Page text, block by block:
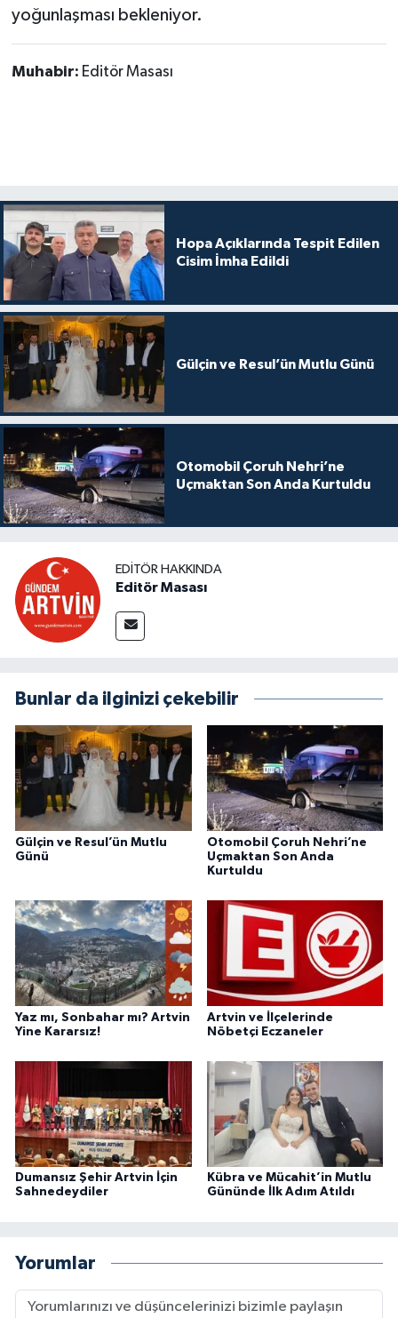
yoğunlaşması bekleniyor.
Muhabir: Editör Masası
Hopa Açıklarında Tespit Edilen
Cisim İmha Edildi
Gülçin ve Resul’ün Mutlu Günü
Otomobil Çoruh Nehri’ne
Uçmaktan Son Anda Kurtuldu
EDITÖR HAKKINDA
Editör Masası
Bunlar da ilginizi çekebilir
Gülçin ve Resul’ün Mutlu
Günü
Otomobil Çoruh Nehri’ne
Uçmaktan Son Anda
Kurtuldu
Yaz mı, Sonbahar mı? Artvin
Yine Kararsız!
Artvin ve İlçelerinde
Nöbetçi Eczaneler
Dumansız Şehir Artvin İçin
Sahnedeydiler
Kübra ve Mücahit’in Mutlu
Gününde İlk Adım Atıldı
Yorumlar